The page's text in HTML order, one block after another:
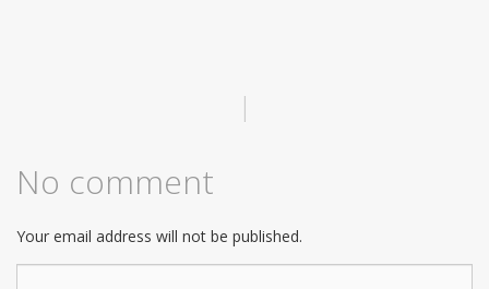
|
No comment
Your email address will not be published.